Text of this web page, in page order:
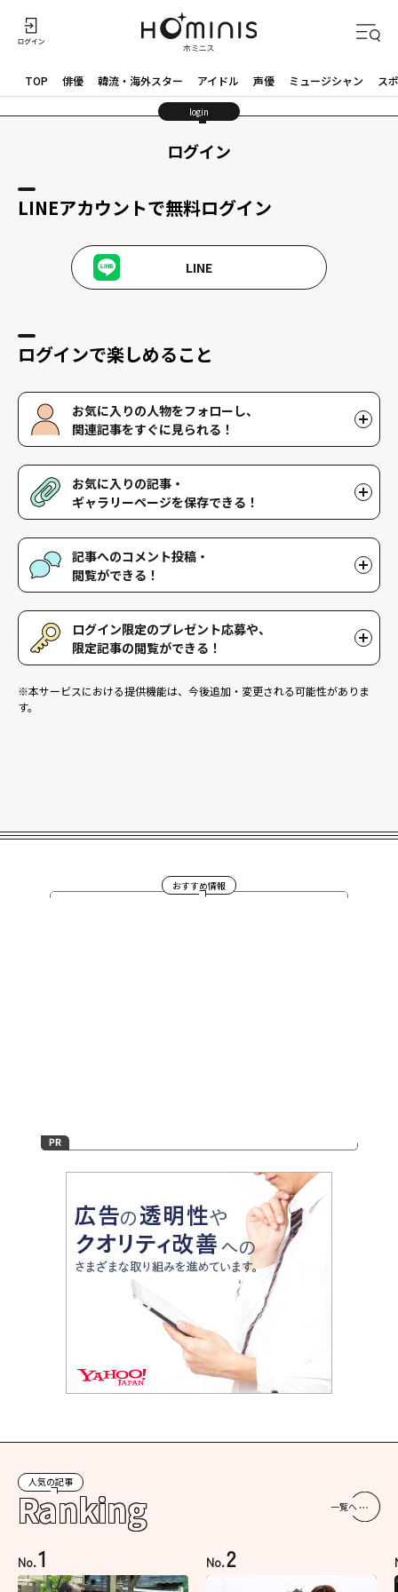
TOP 俳優 韓流・海外スター アイドル 声優 ミュージシャン ス
login
ログイン
LINEアカウントで無料ログイン
LINE
ログインで楽しめること
お気に入りの人物をフォローし、
関連記事をすぐに見られる！
好きな人物をフォローすることで、マイページで好きな人物の関連
記事を閲覧することができます。好きな人物一覧はマイページで確
認できます。
お気に入りの記事・
ギャラリーページを保存できる！
好きな記事やギャラリーページを保存し、マイページでいつでも閲
覧することができます。
記事へのコメント投稿・
閲覧ができる！
記事に対して応援や感想などのコメントができ、他のファンが投稿
したコメントを読むことができます。
ログイン限定のプレゼント応募や、
限定記事の閲覧ができる！
た、ログイン限定記事を閲覧することができます。
※本サービスにおける提供機能は、今後追加・変更される可能性がありま
す。
おすすめ情報
人気の記事
Ranking 一覧へ
No.1 No.2